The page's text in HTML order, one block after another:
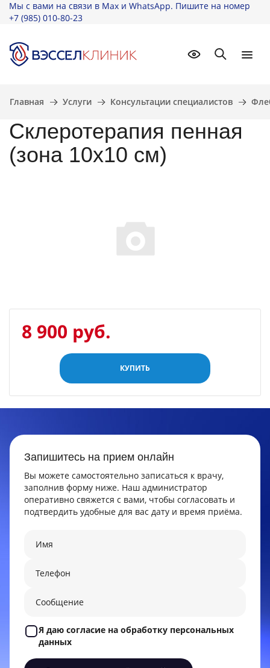
Мы с вами на связи в Max и WhatsApp. Пишите на номер
+7 (985) 010-80-23
Главная Услуги Консультации специалистов
Склеротерапия пенная
(зона 10х10 см)
8 900 руб.
КУПИТЬ
Запишитесь на прием онлайн
Вы можете самостоятельно записаться к врачу,
заполнив форму ниже. Наш администратор
оперативно свяжется с вами, чтобы согласовать и
подтвердить удобные для вас дату и время приёма.
Я даю согласие на обработку персональных
данных